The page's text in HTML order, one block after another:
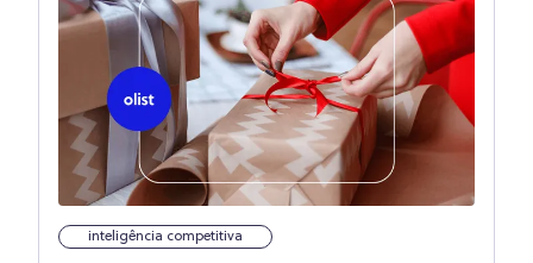
inteligência competitiva